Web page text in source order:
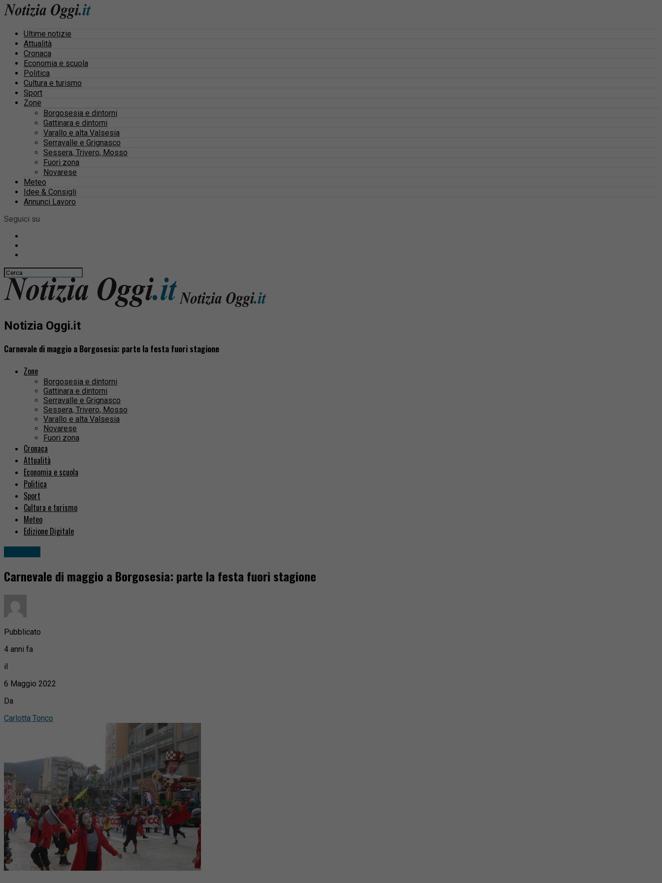
Ultime notizie
Attualità
Cronaca
Economia e scuola
Politica
Cultura e turismo
Sport
Zone
Borgosesia e dintorni
Gattinara e dintorni
Varallo e alta Valsesia
Serravalle e Grignasco
Sessera, Trivero, Mosso
Fuori zona
Novarese
Meteo
Idee & Consigli
Annunci Lavoro
Seguici su
Notizia Oggi.it
Carnevale di maggio a Borgosesia: parte la festa fuori stagione
Zone
Borgosesia e dintorni
Gattinara e dintorni
Serravalle e Grignasco
Sessera, Trivero, Mosso
Varallo e alta Valsesia
Novarese
Fuori zona
Cronaca
Attualità
Economia e scuola
Politica
Sport
Cultura e turismo
Meteo
Edizione Digitale
Carnevale di maggio a Borgosesia: parte la festa fuori stagione
Pubblicato
4 anni fa
il
6 Maggio 2022
Da
Carlotta Tonco